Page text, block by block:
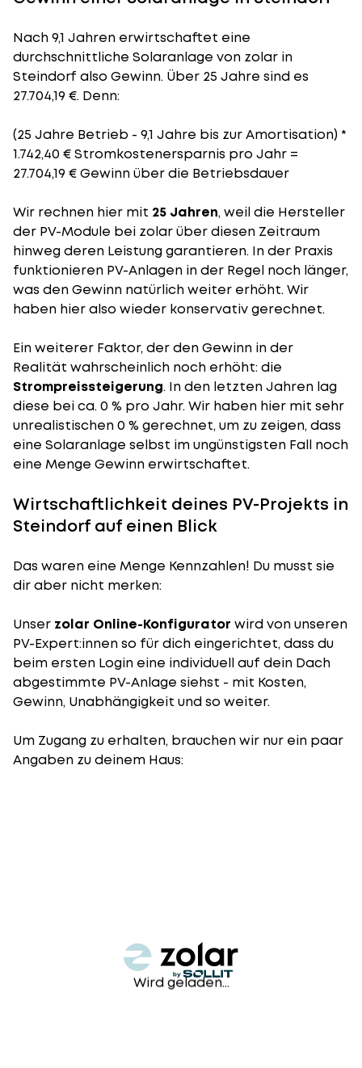
Nach 9,1 Jahren erwirtschaftet eine
durchschnittliche Solaranlage von zolar in
Steindorf also Gewinn. Über 25 Jahre sind es
27.704,19 €. Denn:
(25 Jahre Betrieb - 9,1 Jahre bis zur Amortisation) *
1.742,40 € Stromkostenersparnis pro Jahr =
27.704,19 € Gewinn über die Betriebsdauer
Wir rechnen hier mit 25 Jahren, weil die Hersteller
der PV-Module bei zolar über diesen Zeitraum
hinweg deren Leistung garantieren. In der Praxis
funktionieren PV-Anlagen in der Regel noch länger,
was den Gewinn natürlich weiter erhöht. Wir
haben hier also wieder konservativ gerechnet.
Ein weiterer Faktor, der den Gewinn in der
Realität wahrscheinlich noch erhöht: die
Strompreissteigerung. In den letzten Jahren lag
diese bei ca. 0 % pro Jahr. Wir haben hier mit sehr
unrealistischen 0 % gerechnet, um zu zeigen, dass
eine Solaranlage selbst im ungünstigsten Fall noch
eine Menge Gewinn erwirtschaftet.
Wirtschaftlichkeit deines PV-Projekts in
Steindorf auf einen Blick
Das waren eine Menge Kennzahlen! Du musst sie
dir aber nicht merken:
Unser zolar Online-Konfigurator wird von unseren
PV-Expert:innen so für dich eingerichtet, dass du
beim ersten Login eine individuell auf dein Dach
abgestimmte PV-Anlage siehst - mit Kosten,
Gewinn, Unabhängigkeit und so weiter.
Um Zugang zu erhalten, brauchen wir nur ein paar
Angaben zu deinem Haus:
Wird geladen...